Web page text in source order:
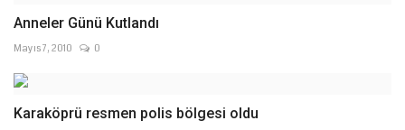
Anneler Günü Kutlandı
Mayıs 7, 2010 0
Karaköprü resmen polis bölgesi oldu